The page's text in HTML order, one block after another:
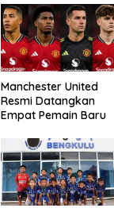
Manchester United
Resmi Datangkan
Empat Pemain Baru